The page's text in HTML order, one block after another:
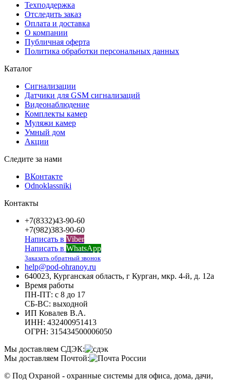
Техподдержка
Отследить заказ
Оплата и доставка
О компании
Публичная оферта
Политика обработки персональных данных
Каталог
Сигнализации
Датчики для GSM сигнализаций
Видеонаблюдение
Комплекты камер
Муляжи камер
Умный дом
Акции
Следите за нами
ВКонтакте
Odnoklassniki
Контакты
+7(8332)43-90-60
+7(982)383-90-60
Написать в Viber
Написать в WhatsApp
Заказать обратный звонок
help@pod-ohranoy.ru
640023, Курганская область, г Курган, мкр. 4-й, д. 12а
Время работы
ПН-ПТ: с 8 до 17
СБ-ВС: выходной
ИП Ковалев В.А.
ИНН: 432400951413
ОГРН: 315434500006050
Мы доставляем СДЭК:
Мы доставляем Почтой:
© Под Охраной - охранные системы для офиса, дома, дачи,